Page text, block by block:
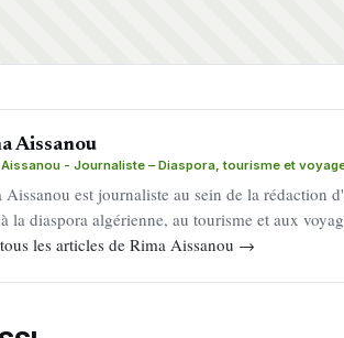
Aissanou
Aissanou - Journaliste – Diaspora, tourisme et
Aissanou est journaliste au sein de la rédaction
la diaspora algérienne, au tourisme et aux
les articles de Rima Aissanou →